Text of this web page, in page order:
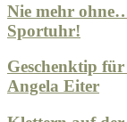
Nie mehr
Sportuhr!
Geschenktip
Angela Eiter